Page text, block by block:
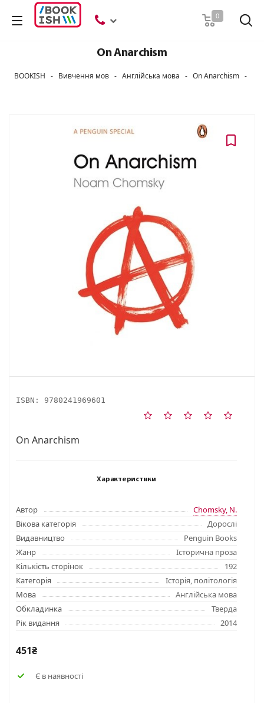
0
On Anarchism
BOOKISH - Вивчення мов - Англійська мова - On Anarchism -
ISBN: 9780241969601
On Anarchism
Характеристики
Автор
Chomsky, N.
Вікова категорія
Дорослі
Видавництво
Penguin Books
Жанр
Історична проза
Кількість сторінок
192
Категорія
Історія, політологія
Мова
Англійська мова
Обкладинка
Тверда
Рік видання
2014
451₴
Є в наявності